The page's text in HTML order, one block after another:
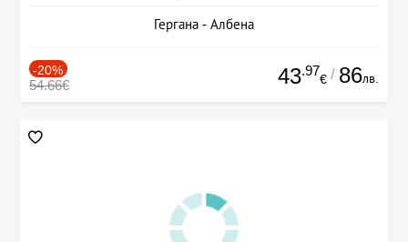
Гергана - Албена
-20%
54.66€ 43.97
€ / 86лв.